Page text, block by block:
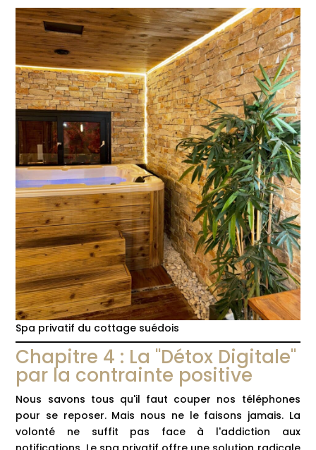
Spa privatif du cottage suédois
Chapitre 4 : La "Détox Digitale"
par la contrainte positive
Nous savons tous qu'il faut couper nos téléphones
pour se reposer. Mais nous ne le faisons jamais. La
volonté ne suffit pas face à l'addiction aux